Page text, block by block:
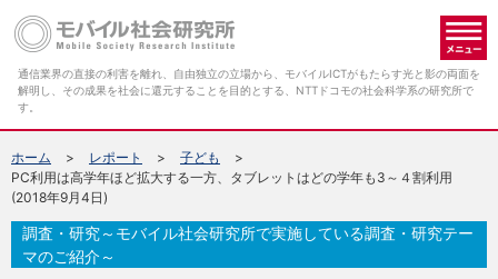
通信業界の直接の利害を離れ、自由独立の立場から、モバイルICTがもたらす光と影の両面を
解明し、その成果を社会に還元することを目的とする、NTTドコモの社会科学系の研究所で
す。
ホーム レポート
子ども
PC利用は高学年ほど拡大する一方、タブレットはどの学年も3～４割利用
(2018年9月4日)
調査・研究～モバイル社会研究所で実施している調査・研究テー
マのご紹介～